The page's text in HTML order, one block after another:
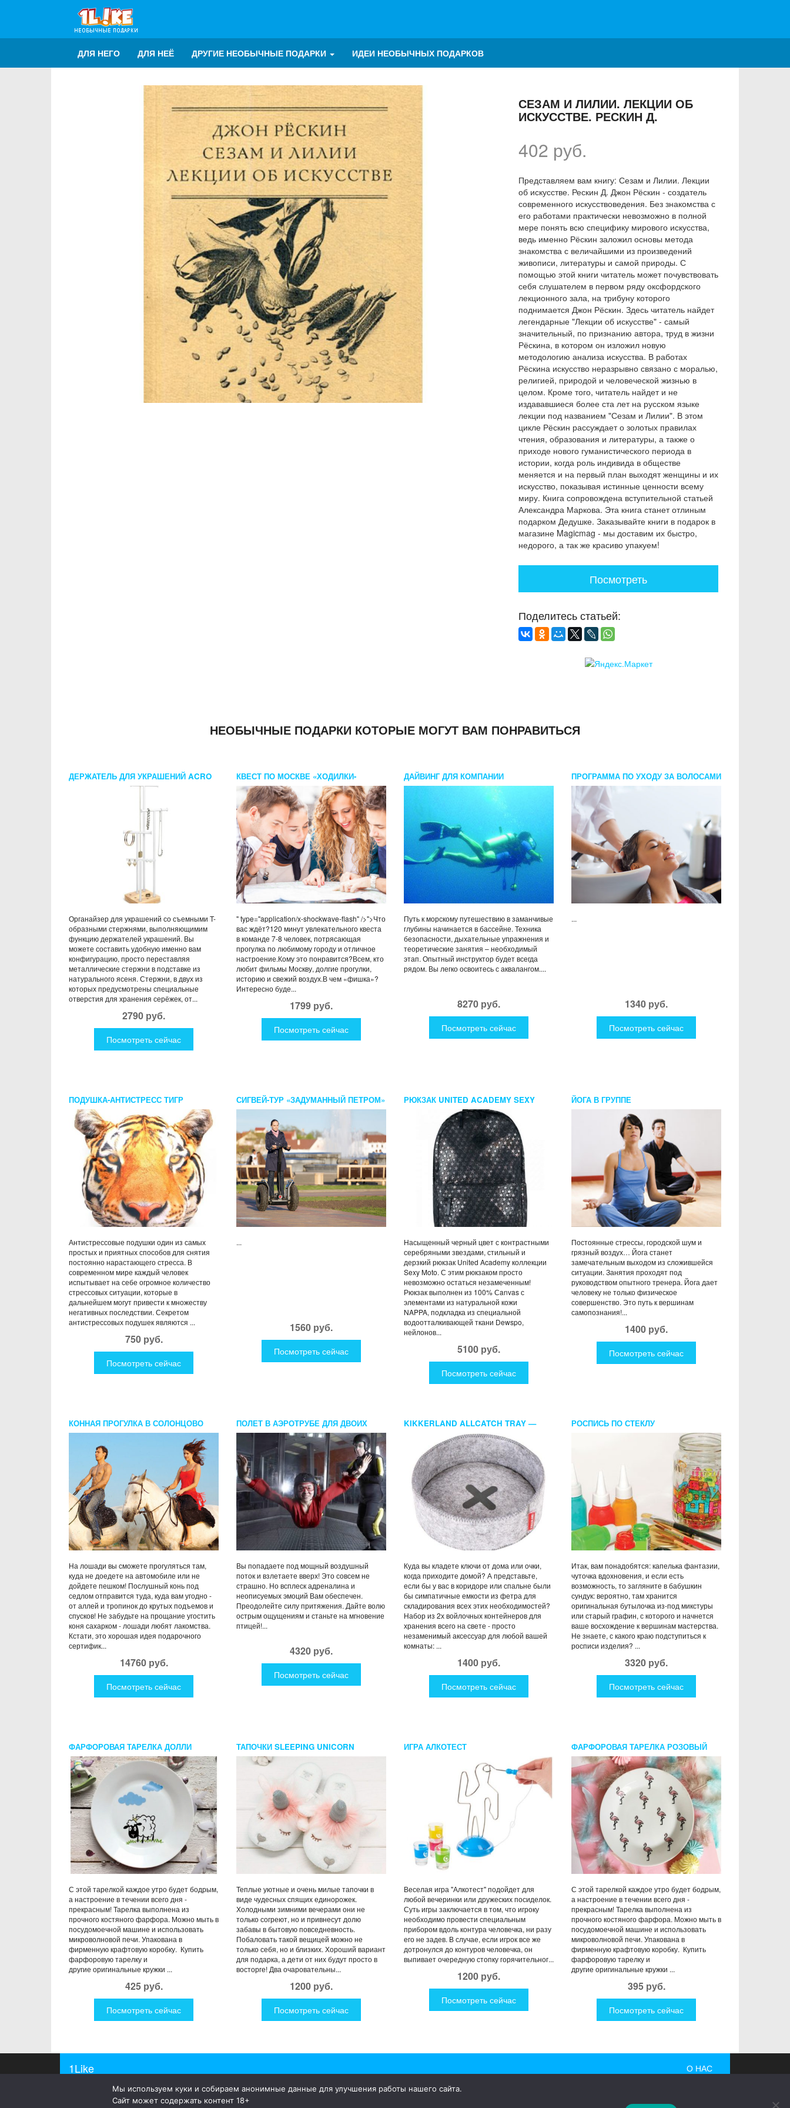
ДЛЯ НЕГО ДЛЯ НЕЁ ДРУГИЕ НЕОБЫЧНЫЕ ПОДАРКИ ИДЕИ НЕОБЫЧНЫХ ПОДАРКОВ
СЕЗАМ И ЛИЛИИ. ЛЕКЦИИ ОБ
ИСКУССТВЕ. РЕСКИН Д.
402 руб.
Представляем вам книгу: Сезам и Лилии. Лекции
об искусстве. Рескин Д. Джон Рёскин - создатель
современного искусствоведения. Без знакомства с
его работами практически невозможно в полной
мере понять всю специфику мирового искусства,
ведь именно Рёскин заложил основы метода
знакомства с величайшими из произведений
живописи, литературы и самой природы. С
помощью этой книги читатель может почувствовать
себя слушателем в первом ряду оксфордского
лекционного зала, на трибуну которого
поднимается Джон Рёскин. Здесь читатель найдет
легендарные "Лекции об искусстве" - самый
значительный, по признанию автора, труд в жизни
Рёскина, в котором он изложил новую
методологию анализа искусства. В работах
Рёскина искусство неразрывно связано с моралью,
религией, природой и человеческой жизнью в
целом. Кроме того, читатель найдет и не
издававшиеся более ста лет на русском языке
лекции под названием "Сезам и Лилии". В этом
цикле Рёскин рассуждает о золотых правилах
чтения, образования и литературы, а также о
приходе нового гуманистического периода в
истории, когда роль индивида в обществе
меняется и на первый план выходят женщины и их
искусство, показывая истинные ценности всему
миру. Книга сопровождена вступительной статьей
Александра Маркова. Эта книга станет отлиным
подарком Дедушке. Заказывайте книги в подарок в
магазине Magicmag - мы доставим их быстро,
недорого, а так же красиво упакуем!
Посмотреть
Поделитесь статьей:
НЕОБЫЧНЫЕ ПОДАРКИ КОТОРЫЕ МОГУТ ВАМ ПОНРАВИТЬСЯ
ДЕРЖАТЕЛЬ ДЛЯ УКРАШЕНИЙ ACRO
Органайзер для украшений со съемными T-
образными стержнями, выполняющимим
функцию держателей украшений. Вы
можете составить удобную именно вам
конфигурацию, просто переставляя
металлические стержни в подставке из
натурального ясеня. Стержни, в двух из
которых предусмотрены специальные
отверстия для хранения серёжек, от...
2790 руб.
Посмотреть сейчас
КВЕСТ ПО МОСКВЕ «ХОДИЛКИ-
БРОДИЛКИ»
" type="application/x-shockwave-flash" />">Что
вас ждёт?120 минут увлекательного квеста
в команде 7-8 человек, потрясающая
прогулка по любимому городу и отличное
настроение.Кому это понравится?Всем, кто
любит фильмы Москву, долгие прогулки,
историю и свежий воздух.В чем «фишка»?
Интересно буде...
1799 руб.
Посмотреть сейчас
ДАЙВИНГ ДЛЯ КОМПАНИИ
Путь к морскому путешествию в заманчивые
глубины начинается в бассейне. Техника
безопасности, дыхательные упражнения и
теоретические занятия – необходимый
этап. Опытный инструктор будет всегда
рядом. Вы легко освоитесь с аквалангом....
8270 руб.
Посмотреть сейчас
ПРОГРАММА ПО УХОДУ ЗА ВОЛОСАМИ
...
1340 руб.
Посмотреть сейчас
ПОДУШКА-АНТИСТРЕСС ТИГР
Антистрессовые подушки один из самых
простых и приятных способов для снятия
постоянно нарастающего стресса. В
современном мире каждый человек
испытывает на себе огромное количество
стрессовых ситуации, которые в
дальнейшем могут привести к множеству
негативных последствии. Секретом
антистрессовых подушек являются ...
750 руб.
Посмотреть сейчас
СИГВЕЙ-ТУР «ЗАДУМАННЫЙ ПЕТРОМ»
...
1560 руб.
Посмотреть сейчас
РЮКЗАК UNITED ACADEMY SEXY
MOTO МОНО ЗВЕЗДЫ
Насыщенный черный цвет с контрастными
серебряными звездами, стильный и
дерзкий рюкзак United Academy коллекции
Sexy Moto. С этим рюкзаком просто
невозможно остаться незамеченным!
Рюкзак выполнен из 100% Сanvas с
элементами из натуральной кожи
NAPPA, подкладка из специальной
водоотталкивающей ткани Dewspo,
нейлонов...
5100 руб.
Посмотреть сейчас
ЙОГА В ГРУППЕ
Постоянные стрессы, городской шум и
грязный воздух… Йога станет
замечательным выходом из сложившейся
ситуации. Занятия проходят под
руководством опытного тренера. Йога дает
человеку не только физическое
совершенство. Это путь к вершинам
самопознания!...
1400 руб.
Посмотреть сейчас
КОННАЯ ПРОГУЛКА В СОЛОНЦОВО
На лошади вы сможете прогуляться там,
куда не доедете на автомобиле или не
дойдете пешком! Послушный конь под
седлом отправится туда, куда вам угодно -
от аллей и тропинок до крутых подъемов и
спусков! Не забудьте на прощание угостить
коня сахарком - лошади любят лакомства.
Кстати, это хорошая идея подарочного
сертифик...
14760 руб.
Посмотреть сейчас
ПОЛЕТ В АЭРОТРУБЕ ДЛЯ ДВОИХ
Вы попадаете под мощный воздушный
поток и взлетаете вверх! Это совсем не
страшно. Но всплеск адреналина и
неописуемых эмоций Вам обеспечен.
Преодолейте силу притяжения. Дайте волю
острым ощущениям и станьте на мгновение
птицей!...
4320 руб.
Посмотреть сейчас
KIKKERLAND ALLCATCH TRAY —
НАБОР ИЗ 2Х ФЕТРОВЫХ
КОНТЕЙНЕРОВ ДЛЯ МЕЛОЧЕЙ
Куда вы кладете ключи от дома или очки,
когда приходите домой? А представьте,
если бы у вас в коридоре или спальне были
бы симпатичные емкости из фетра для
складирования всех этих необходимостей?
Набор из 2х войлочных контейнеров для
хранения всего на свете - просто
незаменимый аксессуар для любой вашей
комнаты: ...
1400 руб.
Посмотреть сейчас
РОСПИСЬ ПО СТЕКЛУ
Итак, вам понадобятся: капелька фантазии,
чуточка вдохновения, и если есть
возможность, то загляните в бабушкин
сундук: вероятно, там хранится
оригинальная бутылочка из-под микстуры
или старый графин, с которого и начнется
ваше восхождение к вершинам мастерства.
Не знаете, с какого краю подступиться к
росписи изделия? ...
3320 руб.
Посмотреть сейчас
ФАРФОРОВАЯ ТАРЕЛКА ДОЛЛИ
С этой тарелкой каждое утро будет бодрым,
а настроение в течении всего дня -
прекрасным! Тарелка выполнена из
прочного костяного фарфора. Можно мыть в
посудомоечной машине и использовать
микроволновой печи. Упакована в
фирменную крафтовую коробку. Купить
фарфоровую тарелку и
другие оригинальные кружки ...
425 руб.
Посмотреть сейчас
ТАПОЧКИ SLEEPING UNICORN
Теплые уютные и очень милые тапочки в
виде чудесных спящих единорожек.
Холодными зимними вечерами они не
только согреют, но и привнесут долю
забавы в бытовую повседневность.
Побаловать такой вещицей можно не
только себя, но и близких. Хороший вариант
для подарка, а дети от них будут просто в
восторге! Два очаровательны...
1200 руб.
Посмотреть сейчас
ИГРА АЛКОТЕСТ
Веселая игра "Алкотест" подойдет для
любой вечеринки или дружеских посиделок.
Суть игры заключается в том, что игроку
необходимо провести специальным
прибором вдоль контура человечка, ни разу
его не задев. В случае, если игрок все же
дотронулся до контуров человечка, он
выпивает очередную стопку горячительног...
1200 руб.
Посмотреть сейчас
ФАРФОРОВАЯ ТАРЕЛКА РОЗОВЫЙ
ФЛАМИНГО
С этой тарелкой каждое утро будет бодрым,
а настроение в течении всего дня -
прекрасным! Тарелка выполнена из
прочного костяного фарфора. Можно мыть в
посудомоечной машине и использовать
микроволновой печи. Упакована в
фирменную крафтовую коробку. Купить
фарфоровую тарелку и
другие оригинальные кружки ...
395 руб.
Посмотреть сейчас
1Like О НАС
1Like– это необычные и прикольные подарки для дома и улицы, интересная посуда, уникальные и необычные гаджеты, причудливые дизайнерские разработки,
Мы используем куки и собираем анонимные данные для улучшения работы нашего сайта.
Сайт может содержать контент 18+